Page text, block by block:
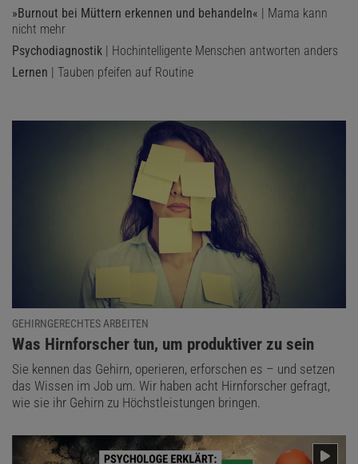
»Burnout bei Müttern erkennen und behandeln« | Mama kann
nicht mehr
Psychodiagnostik | Hochintelligente Menschen antworten anders
Lernen | Tauben pfeifen auf Routine
GEHIRNGERECHTES ARBEITEN
:
Was Hirnforscher tun, um produktiver zu sein
Sie kennen das Gehirn, operieren, erforschen es – und setzen
das Wissen im Job um. Wir haben acht Hirnforscher gefragt,
wie sie ihr Gehirn zu Höchstleistungen bringen.